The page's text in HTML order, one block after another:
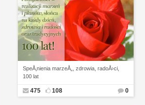
SpeÅ‚nienia marzeÅ„, zdrowia, radoÅ›ci,
100 lat
475 108 0